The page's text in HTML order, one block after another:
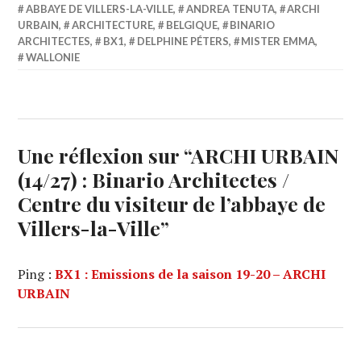
ABBAYE DE VILLERS-LA-VILLE, ANDREA TENUTA,
ARCHI
URBAIN, ARCHITECTURE, BELGIQUE,
BINARIO
ARCHITECTES, BX1, DELPHINE PÉTERS, MISTER EMMA,
WALLONIE
Une réflexion sur “ARCHI URBAIN
(14/27) : Binario Architectes /
Centre du visiteur de l’abbaye de
Villers-la-Ville”
Ping :BX1 : Emissions de la saison 19-20 – ARCHI
URBAIN